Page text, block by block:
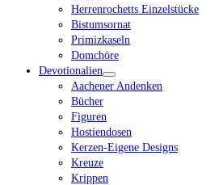
Herrenrochetts Einzelstücke
Bistumsornat
Primizkaseln
Domchöre
Devotionalien
Aachener Andenken
Bücher
Figuren
Hostiendosen
Kerzen-Eigene Designs
Kreuze
Krippen